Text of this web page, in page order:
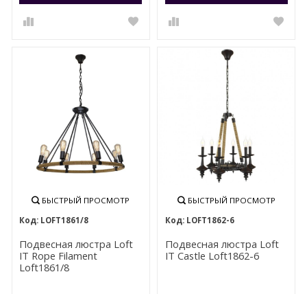
БЫСТРЫЙ ПРОСМОТР
LOFT1861/8
Подвесная люстра Loft
IT Rope Filament
Loft1861/8
БЫСТРЫЙ ПРОСМОТР
LOFT1862-6
Подвесная люстра Loft
IT Castle Loft1862-6